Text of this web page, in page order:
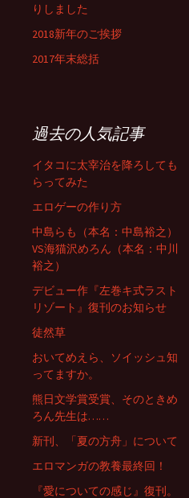
りしました
2018新年のご挨拶
2017年末総括
過去の人気記事
イタコに太宰治を降ろしても
らってみた
エロゲーの作り方
中島らも（本名：中島裕之）
VS海猫沢めろん（本名：中川
裕之）
デビュー作『左巻キ式ラスト
リゾート』復刊のお知らせ
徒然草
おいてめえら、ソイッシュ知
ってますか。
熊日文学賞受賞、そのときめ
ろん先生は……
新刊、「夏の方舟」について
エロマンガの教養最終回！
『愛についての感じ』復刊。